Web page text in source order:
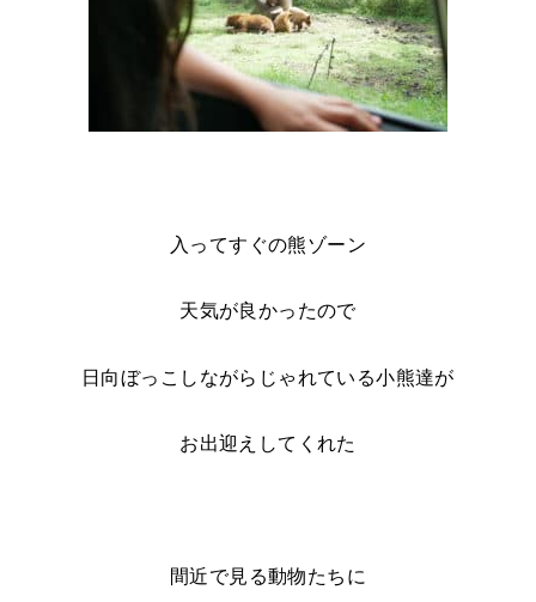
入ってすぐの熊ゾーン
天気が良かったので
日向ぼっこしながらじゃれている小熊達が
お出迎えしてくれた
間近で見る動物たちに